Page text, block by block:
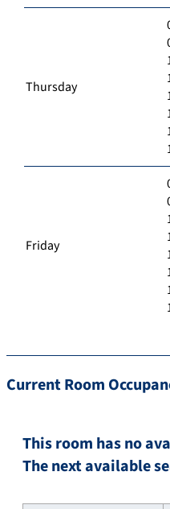
Thursday
Friday
Current Room
This room has no
The next available